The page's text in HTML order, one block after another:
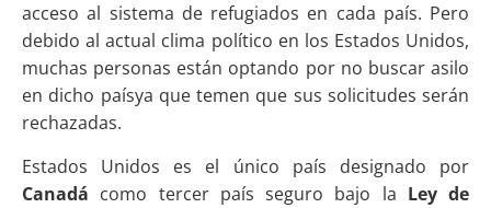
acceso al sistema de refugiados en cada país. Pero
debido al actual clima político en los Estados Unidos,
muchas personas están optando por no buscar asilo
en dicho paísya que temen que sus solicitudes serán
rechazadas.
Estados Unidos es el único país designado por
Canadá como tercer país seguro bajo la Ley de